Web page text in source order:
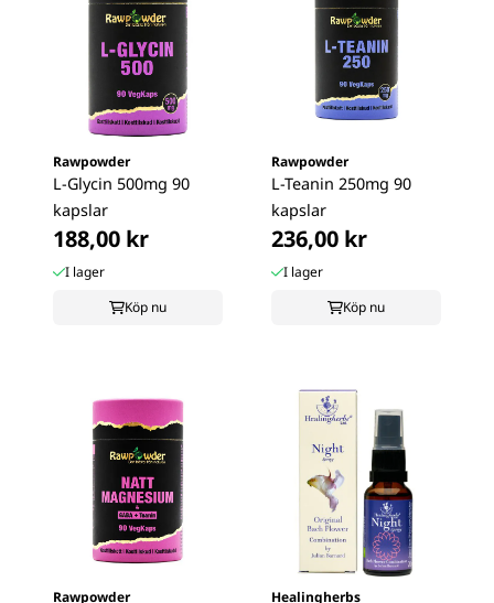
Rawpowder
L-Glycin 500mg 90
kapslar
188,00 kr
I lager
Köp nu
Rawpowder
L-Teanin 250mg 90
kapslar
236,00 kr
I lager
Köp nu
Rawpowder Healingherbs